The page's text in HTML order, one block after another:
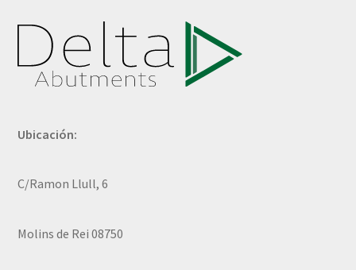
Ubicación:
C/Ramon Llull, 6
Molins de Rei 08750